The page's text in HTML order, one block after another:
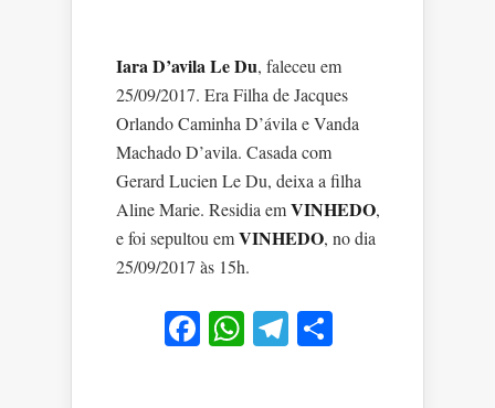
Iara D’avila Le Du, faleceu em
25/09/2017. Era Filha de Jacques
Orlando Caminha D’ávila e Vanda
Machado D’avila. Casada com
Gerard Lucien Le Du, deixa a filha
Aline Marie. Residia emVINHEDO,
e foi sepultou emVINHEDO, no dia
25/09/2017 às 15h.
Facebook
WhatsApp
Telegram